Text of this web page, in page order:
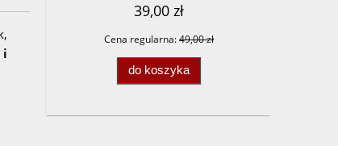
i
39,00 zł
Cena regularna:49,00 zł
do koszyka